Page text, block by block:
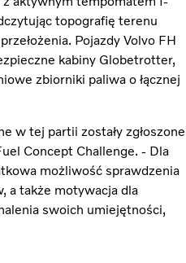
topografię terenu
Pojazdy Volvo FH
kabiny Globetrotter,
zbiorniki paliwa o łącznej
w tej partii zostały zgłoszone
Concept Challenge. - Dla
możliwość sprawdzenia
a także motywacja dla
swoich umiejętności,